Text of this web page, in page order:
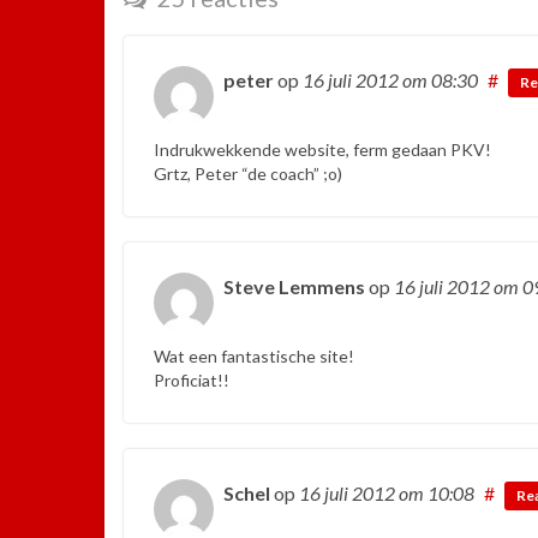
peterop 16 juli 2012om 08:30 #
Indrukwekkende website, ferm gedaan PKV!
Grtz, Peter “de coach” ;o)
Steve Lemmens op 16 juli 2012om
Wat een fantastische site!
Proficiat!!
Schel op 16 juli 2012om 10:08 #